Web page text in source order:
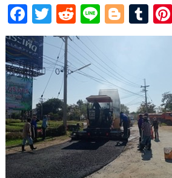
F
ac
e
b
o
o
k
T
w
itt
er
R
e
d
di
t
Li
n
Bl
o
er
T
u
r